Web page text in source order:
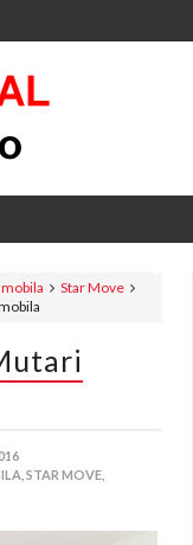
Star Move
STAR MOVE,